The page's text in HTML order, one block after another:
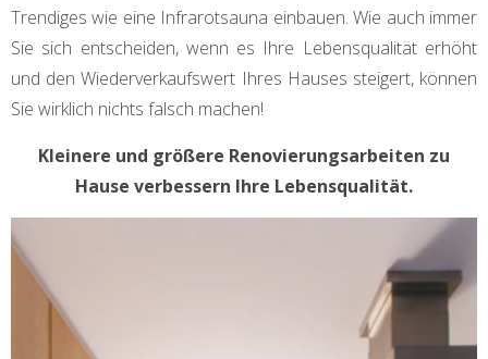
Trendiges wie eine Infrarotsauna einbauen. Wie auch immer
Sie sich entscheiden, wenn es Ihre Lebensqualität erhöht
und den Wiederverkaufswert Ihres Hauses steigert, können
Sie wirklich nichts falsch machen!
Kleinere und größere Renovierungsarbeiten zu
Hause verbessern Ihre Lebensqualität.